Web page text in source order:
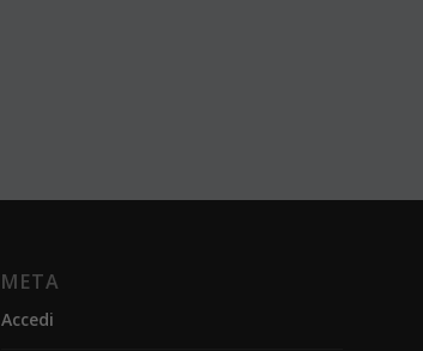
META
Accedi